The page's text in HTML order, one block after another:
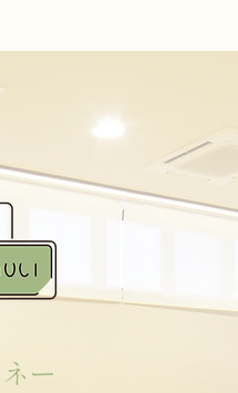
ー